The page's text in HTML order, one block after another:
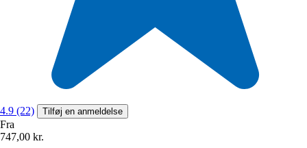
4.9 (22) Tilføj en anmeldelse
Fra
747,00 kr.